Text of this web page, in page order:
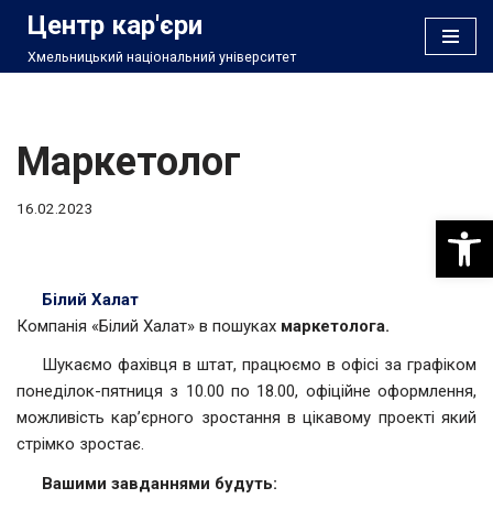
Перейти
Центр кар'єри
Хмельницький національний університет
Маркетолог
16.02.2023
Білий Халат
Компанія «Білий Халат» в пошуках маркетолога.
Шукаємо фахівця в штат, працюємо в офісі за графіком
понеділок-пятниця з 10.00 по 18.00, офіційне оформлення,
можливість кар’єрного зростання в цікавому проекті який
стрімко зростає.
Вашими завданнями будуть: